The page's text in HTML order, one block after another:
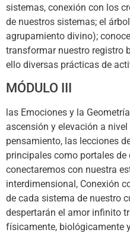
sistemas, conexión con los
de nuestros sistemas; el
agrupamiento divino);
transformar nuestro registro
ello diversas prácticas de
MÓDULO III
las Emociones y la
ascensión y elevación a nivel
pensamiento, las lecciones
principales como portales
conectaremos con nuestra
interdimensional, Conexión
de cada sistema de nuestro
despertarán el amor infinito
físicamente, biológicamente